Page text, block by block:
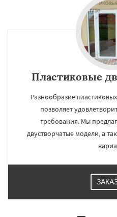
Пластиковые
Разнообразие
позволяет
требования. Мы
двустворчатые модели, а